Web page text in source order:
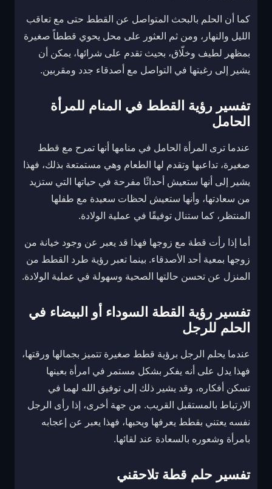
كما أن الحلم بالبحث المتواصل عن القطط حتى مع تعاقب
الليل والنهار، ومن ثم العثور على محل يحوي قططاً صغيرة
بمظهر لطيف وخلّاق، بحيث تقدم على شرائها، يمكن أن
يشير إلى رغبتها في التواصل مع أصدقاء جدد ومقربين.
تفسير رؤية القطط في المنام للمرأة
الحامل
عندما ترى المرأة الحامل في منامها أنها تمرح مع قطط
صغيرة، تداعبها وتقدم لها الطعام وهي مستمتعة بذلك، فهذا
يشير إلى أنها ستعيش أحداثًا مفرحة في حياتها التي ستزيد
من سعادتها، وأنها ستعيش لحظات سعيدة مع طفلها
المنتظر، كما ستنال توفيقًا في عملية الولادة.
أما إذا رأت قطة مع زوجها فهذا قد يعبر عن وجود خيانة من
زوجها بمعية أحد الأصدقاء. بينما تعبر رؤية طرد القطط من
المنزل عن تحسن حالتها الصحية وسهولة في عملية الولادة.
تفسير رؤية القطة السوداء أو البيضاء في
الحلم للرجل
عندما يحلم الرجل برؤية قطط صغيرة تتميز بجمالها ورقتها،
فهذا يدل على أنه يفكر بشكل مستمر في امرأة بعينها
تسكن أفكاره، وقد يشير ذلك إلى توفيق الله لهما في
الارتباط بالمستقبل القريب. من جهة أخرى، إذا رأى الرجل
نفسه يعتني بقطط يعرفها ويحبها، فهذا يعبر عن إعجابه
بامرأة وشعوره بالسعادة عند لقائها.
تفسير حلم قطة تلاحقني